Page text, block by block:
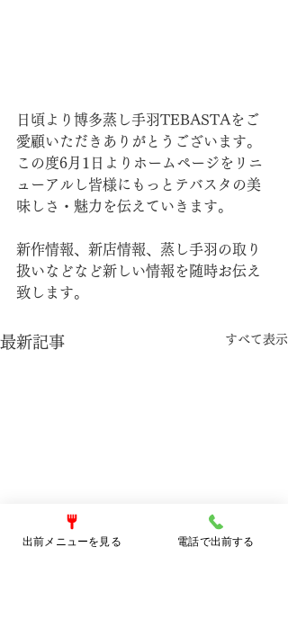
日頃より博多蒸し手羽TEBASTAをご
愛顧いただきありがとうございます。
この度6月1日よりホームページをリニ
ューアルし皆様にもっとテバスタの美
味しさ・魅力を伝えていきます。
新作情報、新店情報、蒸し手羽の取り
扱いなどなど新しい情報を随時お伝え
致します。
最新記事 すべて表示
出前メニューを見る 電話で出前する